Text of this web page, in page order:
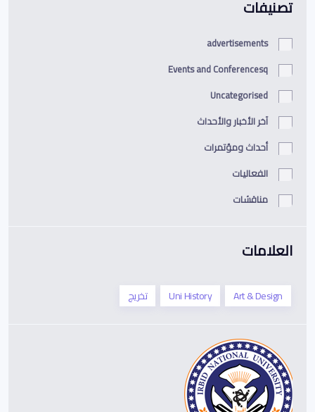
تصنيفات
advertisements
Events and Conferencesq
Uncategorised
آخر الأخبار والأحداث
أحداث ومؤتمرات
الفعاليات
مناقشات
العلامات
Art & Design
Uni History تخريج